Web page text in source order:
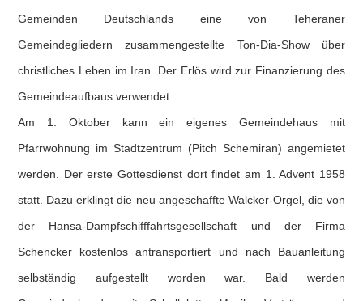
Gemeinden Deutschlands eine von Teheraner
Gemeindegliedern zusammengestellte Ton-Dia-Show über
christliches Leben im Iran. Der Erlös wird zur Finanzierung des
Gemeindeaufbaus verwendet.
Am 1. Oktober kann ein eigenes Gemeindehaus mit
Pfarrwohnung im Stadtzentrum (Pitch Schemiran) angemietet
werden. Der erste Gottesdienst dort findet am 1. Advent 1958
statt. Dazu erklingt die neu angeschaffte Walcker-Orgel, die von
der Hansa-Dampfschifffahrtsgesellschaft und der Firma
Schencker kostenlos antransportiert und nach Bauanleitung
selbständig aufgestellt worden war. Bald werden